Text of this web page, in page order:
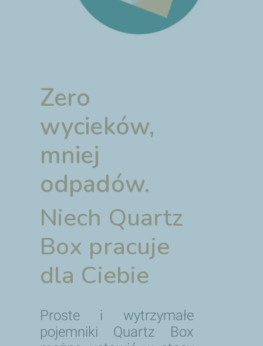
Zero
wycieków,
mniej
odpadów.
Niech Quartz
Box pracuje
dla Ciebie
Proste i wytrzymałe
pojemniki Quartz Box